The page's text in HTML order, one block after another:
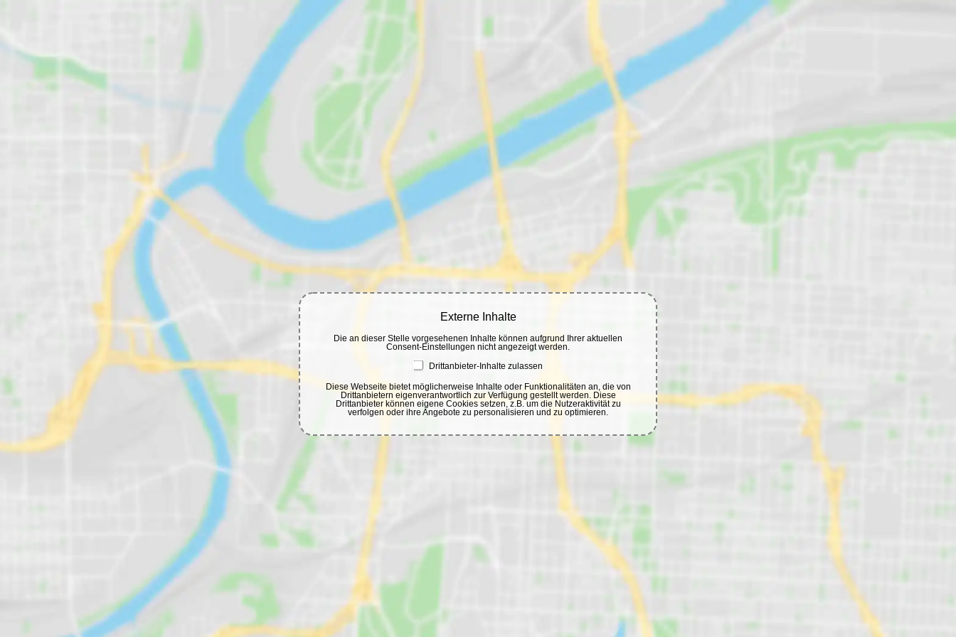
Externe Inhalte
Die an dieser Stelle vorgesehenen Inhalte können aufgrund Ihrer aktuellen
Consent-Einstellungen nicht angezeigt werden.
Drittanbieter-Inhalte zulassen
Diese Webseite bietet möglicherweise Inhalte oder Funktionalitäten an, die von
Drittanbietern eigenverantwortlich zur Verfügung gestellt werden. Diese
Drittanbieter können eigene Cookies setzen, z.B. um die Nutzeraktivität zu
verfolgen oder ihre Angebote zu personalisieren und zu optimieren.